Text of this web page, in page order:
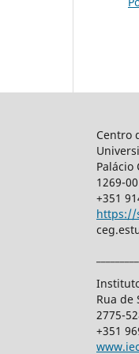
Centro
Palácio
1269-
+351
https://
Rua de
2775-
+351